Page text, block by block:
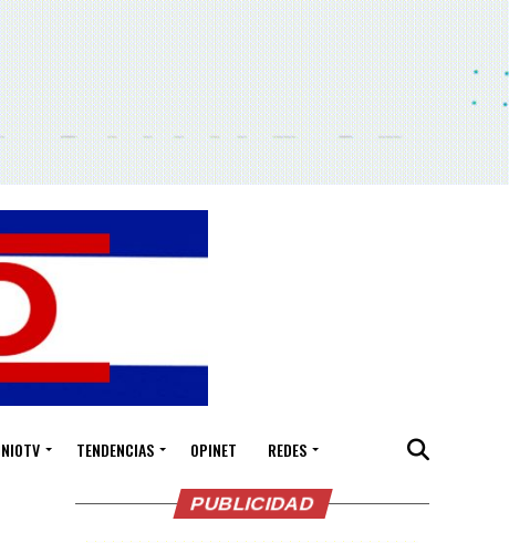
TENDENCIAS OPINET REDES
PUBLICIDAD